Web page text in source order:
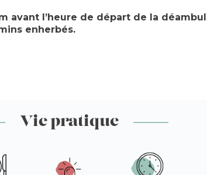
avant l’heure de départ de la
enherbés.
Vie pratique